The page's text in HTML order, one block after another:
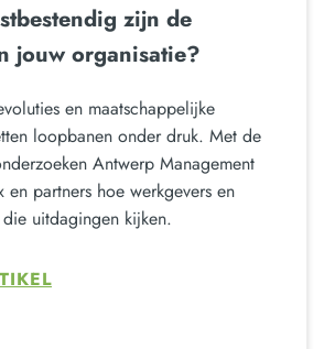
zijn de
jouw organisatie?
en maatschappelijke
loopbanen onder druk. Met de
Antwerp Management
partners hoe werkgevers en
uitdagingen kijken.